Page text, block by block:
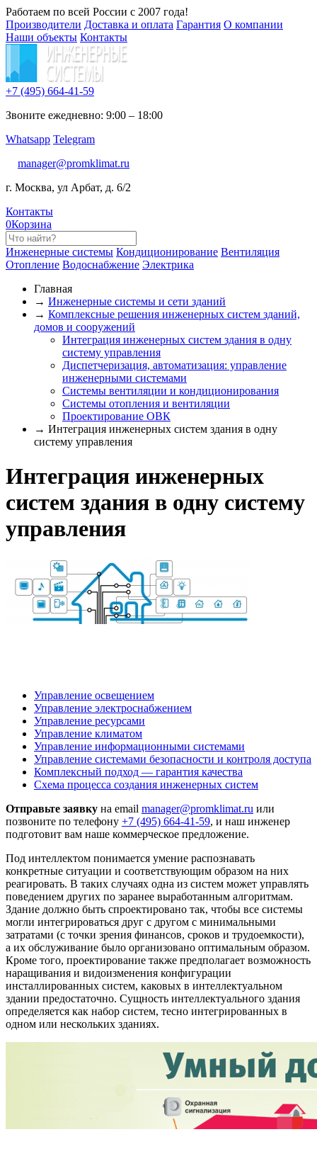
Работаем по всей России с 2007 года!
Производители Доставка и оплата Гарантия О компании
Наши объекты Контакты
+7 (495) 664-41-59
Звоните ежедневно: 9:00 – 18:00
Whatsapp Telegram
manager@promklimat.ru
г. Москва, ул Арбат, д. 6/2
Контакты
0Корзина
Инженерные системы Кондиционирование Вентиляция
Отопление Водоснабжение Электрика
Главная
→ Инженерные системы и сети зданий
→ Комплексные решения инженерных систем зданий,
домов и сооружений
Интеграция инженерных систем здания в одну
систему управления
Диспетчеризация, автоматизация: управление
инженерными системами
Системы вентиляции и кондиционирования
Системы отопления и вентиляции
Проектирование ОВК
→ Интеграция инженерных систем здания в одну
систему управления
Интеграция инженерных
систем здания в одну систему
управления
Управление освещением
Управление электроснабжением
Управление ресурсами
Управление климатом
Управление информационными системами
Управление системами безопасности и контроля доступа
Комплексный подход — гарантия качества
Схема процесса создания инженерных систем
Отправьте заявку на email manager@promklimat.ru или
позвоните по телефону +7 (495) 664-41-59, и наш инженер
подготовит вам наше коммерческое предложение.
Под интеллектом понимается умение распознавать
конкретные ситуации и соответствующим образом на них
реагировать. В таких случаях одна из систем может управлять
поведением других по заранее выработанным алгоритмам.
Здание должно быть спроектировано так, чтобы все системы
могли интегрироваться друг с другом с минимальными
затратами (с точки зрения финансов, сроков и трудоемкости),
а их обслуживание было организовано оптимальным образом.
Кроме того, проектирование также предполагает возможность
наращивания и видоизменения конфигурации
инсталлированных систем, каковых в интеллектуальном
здании предостаточно. Сущность интеллектуального здания
определяется как набор систем, тесно интегрированных в
одном или нескольких зданиях.